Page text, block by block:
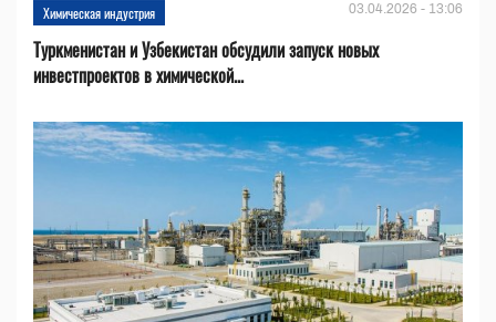
Химическая индустрия 03.04.2026 - 13:06
Туркменистан и Узбекистан обсудили запуск новых
инвестпроектов в химической...